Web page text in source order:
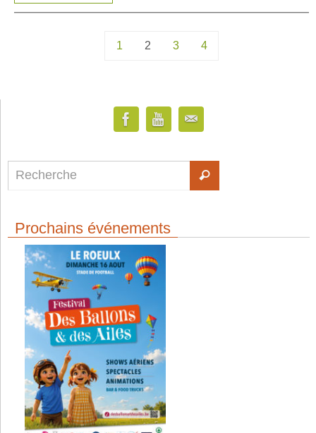
1 2 3 4
Prochains événements